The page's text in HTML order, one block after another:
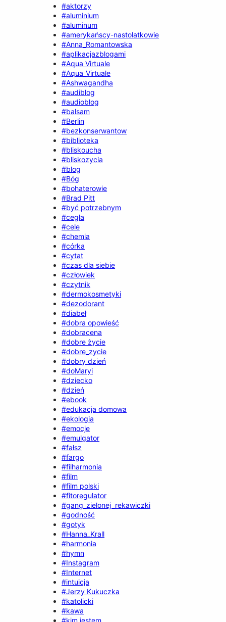
#aktorzy
#aluminium
#aluminum
#amerykańscy-nastolatkowie
#Anna_Romantowska
#aplikacjazblogami
#Aqua Virtuale
#Aqua_Virtuale
#Ashwagandha
#audiblog
#audioblog
#balsam
#Berlin
#bezkonserwantow
#biblioteka
#bliskoucha
#bliskozycia
#blog
#Bóg
#bohaterowie
#Brad Pitt
#być potrzebnym
#cegła
#cele
#chemia
#córka
#cytat
#czas dla siebie
#człowiek
#czytnik
#dermokosmetyki
#dezodorant
#diabeł
#dobra opowieść
#dobracena
#dobre życie
#dobre_zycie
#dobry dzień
#doMaryi
#dziecko
#dzień
#ebook
#edukacja domowa
#ekologia
#emocje
#emulgator
#fałsz
#fargo
#filharmonia
#film
#film polski
#fitoregulator
#gang_zielonej_rekawiczki
#godność
#gotyk
#Hanna_Krall
#harmonia
#hymn
#Instagram
#Internet
#intuicja
#Jerzy Kukuczka
#katolicki
#kawa
#kim jestem